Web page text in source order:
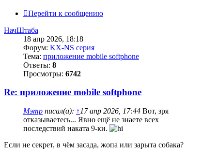
Перейти к сообщению
НачШтаба
18 апр 2026, 18:18
Форум: KX-NS серия
Тема: приложение mobile softphone
Ответы: 8
Просмотры: 6742
Re: приложение mobile softphone
Мэтр писал(а): ↑ 17 апр 2026, 17:44 Вот, зря
отказываетесь... Явно ещё не знаете всех
последствий наката 9-ки.
Если не секрет, в чём засада, жопа или зарыта собака?